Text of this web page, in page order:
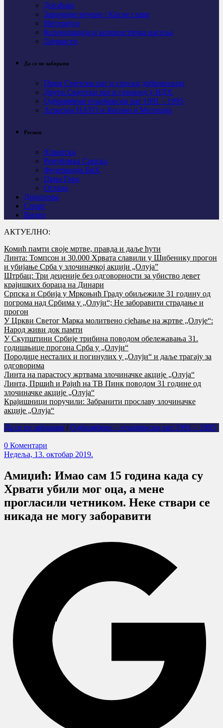
Догађаји
Завичајне вечери / Крсне славе
Интервјуи
Колонизација и колонистичка насеља
Личности
Да се не заборави
Први Свјeтски рат и српски добровољци
Други Свјетски рат и геноцид у НДХ
Одбрамбено отаџбински рат 1991 – 1995
Агресија НАТО и Косово и Метохија
Регион
Хрватска
Република Српска
Федерација БиХ
Црна Гора
Остало
Дијаспора
Спорт
Видео
АКТУЕЛНО:
Комић памти своје мртве, правда и даље ћути
Линта: Томпсон и 30.000 Хрвата славили у Шибенику прогон
и убијање Срба у злочиначкој акцији „Олуја”
Штрбац: Три деценије без одговорности за убиство девет
крајишких бораца на Динари
Српска и Србија у Мркоњић Граду обиљежиле 31 годину од
погрома над Србима у „Олуји“; Не заборавити страдање и
прогон
У Цркви Светог Марка молитвено сјећање на жртве „Олује“:
Народ живи док памти
У Скупштини Србије трибина поводом обележавања 31.
годишњице прогона Срба у „Олуји“
Породице несталих и погинулих у „Олуји“ и даље трагају за
одговорима
Линта на парастосу жртвама злочиначке акције „Олуја“
Линта, Пршић и Рајић на ТВ Пинк поводом 31 године од
злочиначке акције „Олуја“
Крајишници поручили: Забранити прославу злочиначке
акције „Олуја“
Да се не заборави / Одбрамбено – отаџбински рат 1991 – 1995
0 Коментари
Недеља, 13. октобар 2019.
Амиџић: Имао сам 15 година када су
Хрвати убили мог оца, а мене
прогласили четником. Неке ствари се
никада не могу заборавити